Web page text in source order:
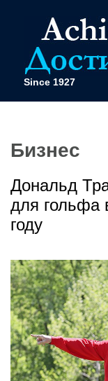
Since 1927
Бизнес
Дональд
для гольфа
году